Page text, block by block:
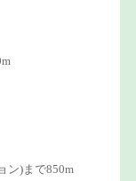
ン)まで850m